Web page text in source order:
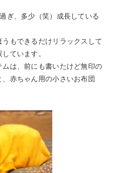
ぎ、多少（笑）成長している
もできるだけリラックスして
ています。
は、前にも書いたけど無印の
、赤ちゃん用の小さいお布団